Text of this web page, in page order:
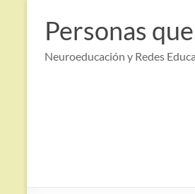
contenido
Personas
Neuroeducación y Redes